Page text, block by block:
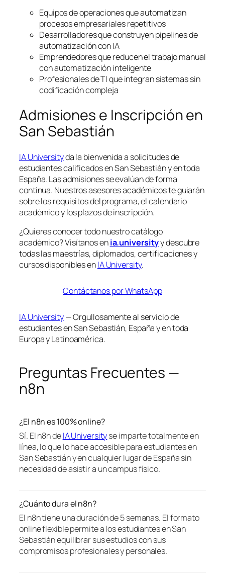
Equipos de operaciones que automatizan
procesos empresariales repetitivos
Desarrolladores que construyen pipelines de
automatización con IA
Emprendedores que reducen el trabajo manual
con automatización inteligente
Profesionales de TI que integran sistemas sin
codificación compleja
Admisiones e Inscripción en
San Sebastián
IA Universityda la bienvenida a solicitudes de
estudiantes calificados en San Sebastián y en toda
España. Las admisiones se evalúan de forma
continua. Nuestros asesores académicos te guiarán
sobre los requisitos del programa, el calendario
académico y los plazos de inscripción.
¿Quieres conocer todo nuestro catálogo
académico? Visítanos enia.universityy descubre
todas las maestrías, diplomados, certificaciones y
cursos disponibles enIA University.
Contáctanos por WhatsApp
IA University— Orgullosamente al servicio de
estudiantes en San Sebastián, España y en toda
Europa y Latinoamérica.
Preguntas Frecuentes —
n8n
¿El n8n es 100% online?
Sí. El n8n deIA Universityse imparte totalmente en
línea, lo que lo hace accesible para estudiantes en
San Sebastián y en cualquier lugar de España sin
necesidad de asistir a un campus físico.
¿Cuánto dura el n8n?
El n8n tiene una duración de 5 semanas. El formato
online flexible permite a los estudiantes en San
Sebastián equilibrar sus estudios con sus
compromisos profesionales y personales.